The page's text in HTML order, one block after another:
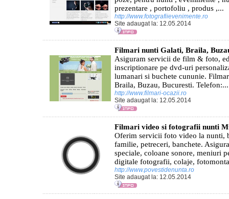
prezentare , portofoliu , produs ,...
http://www.fotografiievenimente.ro
Site adaugat la: 12.05.2014
Filmari nunti Galati, Braila,
Asiguram servicii de film & foto,
inscriptionare pe dvd-uri
lumanari si buchete cununie.
Braila, Buzau, Bucuresti. Telefon:...
http://www.filmari-ocazii.ro
Site adaugat la: 12.05.2014
Filmari video si fotografii nunti
Oferim servicii foto video la nunti,
familie, petreceri, banchete.
speciale, coloane sonore, meniuri
digitale fotografii, colaje,
http://www.povestidenunta.ro
Site adaugat la: 12.05.2014